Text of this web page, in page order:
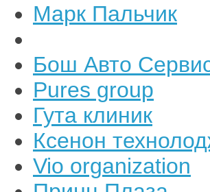
Марк Пальчик
Бош Авто
Pures group
Гута клиник
Ксенон
Vio organization